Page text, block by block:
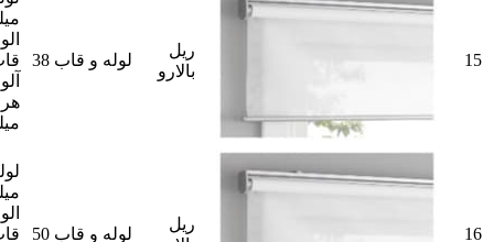
15
ریل
بالارو
لوله و قاب 38
16
ریل
لوله و قاب 50